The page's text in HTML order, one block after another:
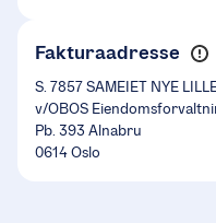
Fakturaadresse
S. 7857 SAMEIET NYE
v/OBOS
Pb. 393 Alnabru
0614 Oslo